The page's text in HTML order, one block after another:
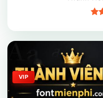
45
Giảm giá!
VIP